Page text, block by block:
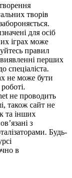
творів
для осіб
іграх може
правил
перших
спеціаліста.
не може бути
не проводить
також сайт не
та інших
з
Будь-
в